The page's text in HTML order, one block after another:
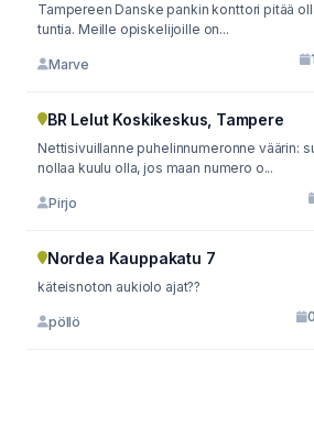
Tampereen Danske pankin konttori pitää
tuntia. Meille opiskelijoille on...
Marve
BR Lelut Koskikeskus, Tampere
Nettisivuillanne puhelinnumeronne väärin:
nollaa kuulu olla, jos maan numero o...
Pirjo
Nordea Kauppakatu 7
käteisnoton aukiolo ajat??
pöllö